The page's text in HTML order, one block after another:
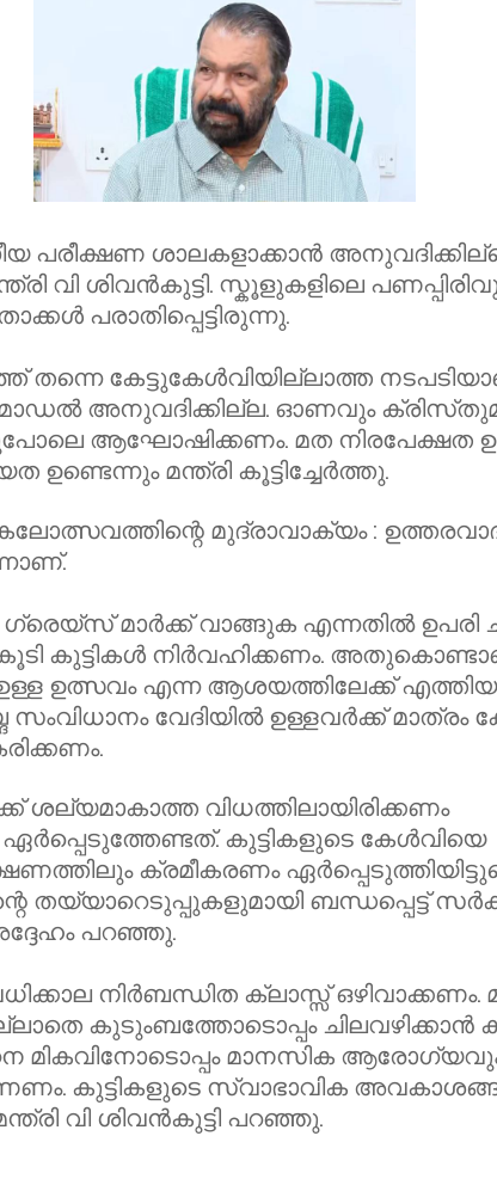
പരീക്ഷണ ശാലകളാക്കാൻ
വി ശിവൻകുട്ടി. സ്കൂളുകളിലെ
പരാതിപ്പെട്ടിരുന്നു.
തന്നെ കേട്ടുകേൾവിയില്ലാത്ത
അനുവദിക്കില്ല. ഓണവും
ആഘോഷിക്കണം. മത നിരപേക്ഷത
ഉണ്ടെന്നും മന്ത്രി കൂട്ടിച്ചേർത്തു.
മുദ്രാവാക്യം :
മാർക്ക് വാങ്ങുക എന്നതിൽ ഉപരി
കൂടി കുട്ടികൾ നിർവഹിക്കണം.
ഉള്ള ഉത്സവം എന്ന ആശയത്തിലേക്ക്
സംവിധാനം വേദിയിൽ ഉള്ളവർക്ക് മാത്രം
വിധത്തിലായിരിക്കണം
കുട്ടികളുടെ കേൾവിയെ
ക്രമീകരണം
തയ്യാറെടുപ്പുകളുമായി ബന്ധപ്പെട്ട്
പറഞ്ഞു.
നിർബന്ധിത ക്ലാസ്സ്‌ ഒഴിവാക്കണം.
കുടുംബത്തോടൊപ്പം ചിലവഴിക്കാൻ
മികവിനോടൊപ്പം മാനസിക
കുട്ടികളുടെ സ്വാഭാവിക
വി ശിവൻകുട്ടി പറഞ്ഞു.